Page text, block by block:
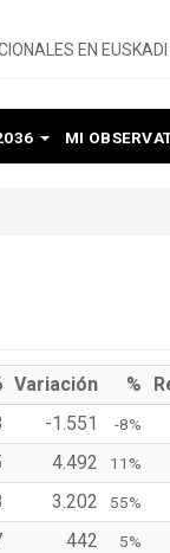
EN EUSKADI
MI
Variación %
-1.551 -8%
4.492 11%
3.202 55%
442 5%